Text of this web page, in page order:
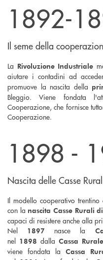
1892-
Il seme della
La Rivoluzione Industriale
aiutare i contadini ad
promuove la nascita della
Bleggio. Viene fondata
Cooperazione, che fornisce
Cooperazione.
1898 -
Nascita delle Casse
Il modello cooperativo
con la nascita Casse Rurali
capaci di resistere anche alla
Nel
1897 nasce la
nel 1898 dallaCassa
viene fondata la Cassa